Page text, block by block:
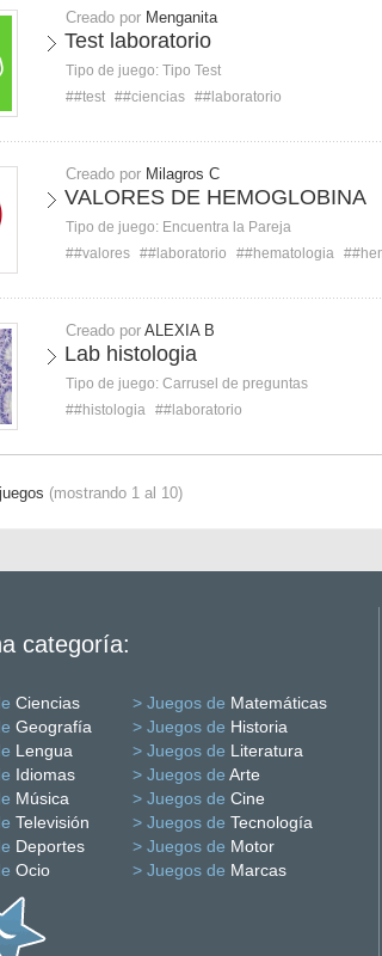
Creado por Menganita
Test laboratorio
Tipo de juego: Tipo Test
##test ##ciencias ##laboratorio
Creado por Milagros C
VALORES DE HEMOGLOBINA
Tipo de juego: Encuentra la Pareja
##valores ##laboratorio ##hematologia
Creado por ALEXIA B
Lab histologia
Tipo de juego: Carrusel de preguntas
##histologia ##laboratorio
(mostrando 1 al 10)
categoría:
Ciencias > Juegos de Matemáticas
Geografía > Juegos de Historia
Lengua > Juegos de Literatura
Idiomas > Juegos de Arte
Música > Juegos de Cine
Televisión > Juegos de Tecnología
Deportes > Juegos de Motor
Ocio > Juegos de Marcas